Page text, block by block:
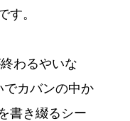
す。
わるやいな
カバンの中か
書き綴るシー